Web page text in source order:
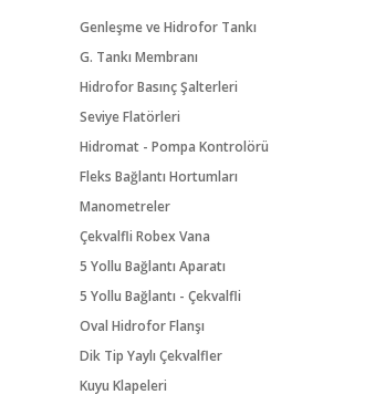
Genleşme ve Hidrofor Tankı
G. Tankı Membranı
Hidrofor Basınç Şalterleri
Seviye Flatörleri
Hidromat - Pompa Kontrolörü
Fleks Bağlantı Hortumları
Manometreler
Çekvalfli Robex Vana
5 Yollu Bağlantı Aparatı
5 Yollu Bağlantı - Çekvalfli
Oval Hidrofor Flanşı
Dik Tip Yaylı Çekvalfler
Kuyu Klapeleri